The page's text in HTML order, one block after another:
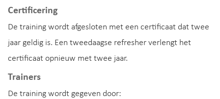
Certificering
De training wordt afgesloten met een certificaat dat twee
jaar geldig is. Een tweedaagse refresher verlengt het
certificaat opnieuw met twee jaar.
Trainers
De training wordt gegeven door: